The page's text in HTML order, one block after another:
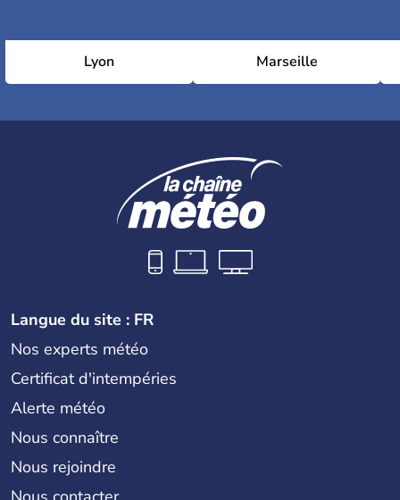
Lyon Marseille
Langue du site : FR
Nos experts météo
Certificat d'intempéries
Alerte météo
Nous connaître
Nous rejoindre